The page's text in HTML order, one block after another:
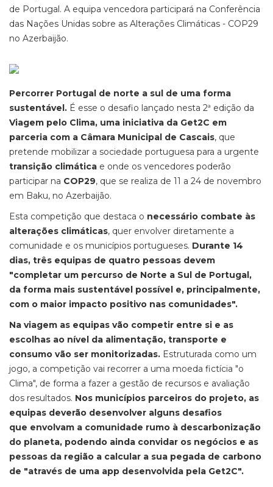
de Portugal. A equipa vencedora participará na Conferência
das Nações Unidas sobre as Alterações Climáticas - COP29
no Azerbaijão.
Percorrer Portugal de norte a sul de uma forma
sustentável. É esse o desafio lançado nesta 2ª edição da
Viagem pelo Clima, uma iniciativa da Get2C em
parceria com a Câmara Municipal de Cascais, que
pretende mobilizar a sociedade portuguesa para a urgente
transição climática e onde os vencedores poderão
participar na COP29, que se realiza de 11 a 24 de novembro
em Baku, no Azerbaijão.
Esta competição que destaca o necessário combate às
alterações climáticas, quer envolver diretamente a
comunidade e os municípios portugueses. Durante 14
dias, três equipas de quatro pessoas devem
"completar um percurso de Norte a Sul de Portugal,
da forma mais sustentável possível e, principalmente,
com o maior impacto positivo nas comunidades".
Na viagem as equipas vão competir entre si e as
escolhas ao nível da alimentação, transporte e
consumo vão ser monitorizadas. Estruturada como um
jogo, a competição vai recorrer a uma moeda fictícia "o
Clima", de forma a fazer a gestão de recursos e avaliação
dos resultados. Nos municípios parceiros do projeto, as
equipas deverão desenvolver alguns desafios
que envolvam a comunidade rumo à descarbonização
do planeta, podendo ainda convidar os negócios e as
pessoas da região a calcular a sua pegada de carbono
de "através de uma app desenvolvida pela Get2C".